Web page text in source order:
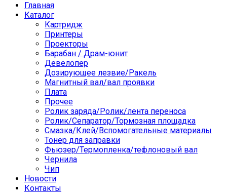
Главная
Каталог
Картридж
Принтеры
Проекторы
Барабан / Драм-юнит
Девелопер
Дозирующее лезвие/Ракель
Магнитный вал/вал проявки
Плата
Прочее
Ролик заряда/Ролик/лента переноса
Ролик/Сепаратор/Тормозная площадка
Смазка/Клей/Вспомогательные материалы
Тонер для заправки
Фьюзер/Термопленка/тефлоновый вал
Чернила
Чип
Новости
Контакты